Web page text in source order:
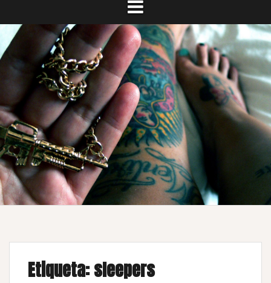
Etiqueta:sleepers